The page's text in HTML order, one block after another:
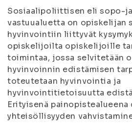
Sosiaalipoliittisen eli sopo-
vastuualuetta on opiskelijan
hyvinvointiin liittyvät
opiskelijoilta opiskelijoille
toimintaa, jossa selvitetään
hyvinvoinnin edistämisen
toteutetaan hyvinvointia ja
hyvinvointitietoisuutta
Erityisenä
yhteisöllisyyden